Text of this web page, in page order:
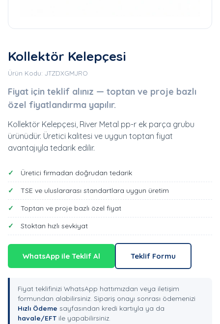
Kollektör Kelepçesi
Ürün Kodu: JTZDXGMJRO
Fiyat için teklif alınız — toptan ve proje bazlı
özel fiyatlandırma yapılır.
Kollektör Kelepçesi, River Metal pp-r ek parça grubu
ürünüdür. Üretici kalitesi ve uygun toptan fiyat
avantajıyla tedarik edilir.
Üretici firmadan doğrudan tedarik
TSE ve uluslararası standartlara uygun üretim
Toptan ve proje bazlı özel fiyat
Stoktan hızlı sevkiyat
WhatsApp ile Teklif Al Teklif Formu
Fiyat teklifinizi WhatsApp hattımızdan veya iletişim
formundan alabilirsiniz. Sipariş onayı sonrası ödemenizi
Hızlı Ödeme sayfasından kredi kartıyla ya da
havale/EFT ile yapabilirsiniz.